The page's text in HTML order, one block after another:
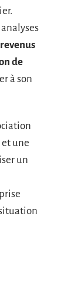
de
à son
une
un